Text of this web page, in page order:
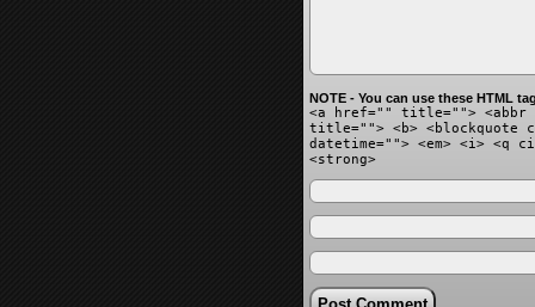
NOTE - You can use these HTML
<a href="" title=""> <abbr
title=""> <b> <blockquote
datetime=""> <em> <i> <q
<strong>